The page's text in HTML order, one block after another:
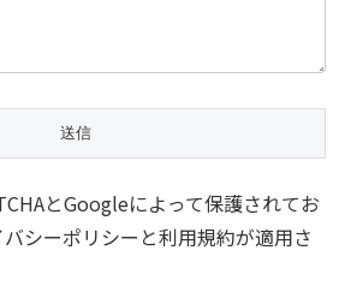
とGoogleによって保護されてお
シーポリシーと利用規約が適用さ